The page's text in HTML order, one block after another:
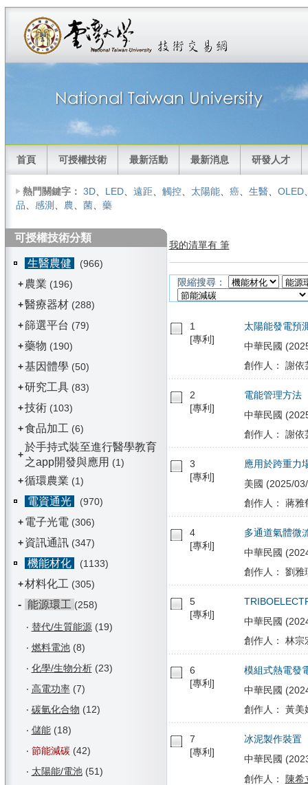
首頁 可授權技術 最新活動 最新消息 研發人才
熱門關鍵字： 3D、 LED、 遠距、 觸控、 太陽能、 癌、 生醫、 OLED
品、 感測 、 農、 菌、 藥
可授權技術分類
生醫農健
(966)
+ 農業 (196)
+醫療器材 (288)
+篩選平台 (79)
+藥物 (190)
+基因體學 (50)
+研究工具(83)
+技術(103)
+食品加工 (6)
+
於手持式裝至進行醫學教育
之app開發與應用 (1)
+循環農業 (1)
電資通光
(970)
+ 電子光電 (306)
+ 資訊通訊(347)
機能材化
(1133)
+材料化工 (305)
- 能源環工 (258)
‧ 替代/生質能源(19)
‧ 燃料電池(8)
‧ 化學/生物分析(23)
‧ 高電功率(7)
‧ 碳氫化合物 (12)
‧ 儲能(18)
‧ 節能減碳 (42)
‧ 太陽能/電池(51)
我的清單有 筆
限縮搜尋：
1
[專利]
太陽能發電預
中華民國
創作人： 謝依
2
[專利]
電能管理方法
中華民國
創作人： 謝依
3
[專利]
應用於跨重力
美國 (2025/
創作人： 蔣雅
4
[專利]
多通道氣體微
中華民國
創作人： 劉雅
5
[專利]
中華民國
創作人： 林宗
6
[專利]
模組式熱電發
中華民國
創作人： 黃美
7
[專利]
冰泥製作裝置
中華民國
創作人：
陳希